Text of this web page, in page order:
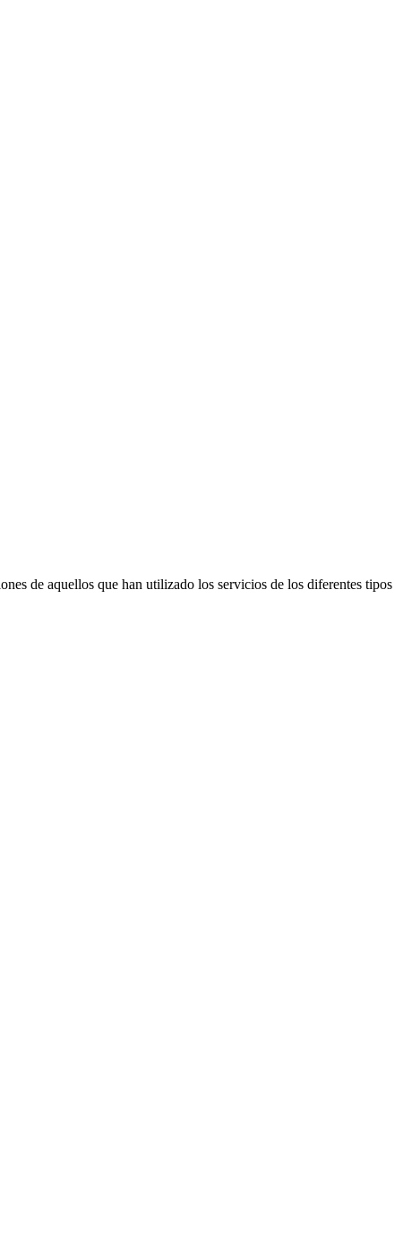
de aquellos que han utilizado los servicios de los diferentes tipos